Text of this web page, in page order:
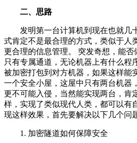
二、思路
发明第一台计算机到现在也就几
式肯定不是最合理的方式，类似于人
更合理的信息管理。 突发奇想，能否
只有专属通道，无论机器上有什么程
被加密打包到对方机器，如果这样能
一个安全小屋，这屋中只有两台机器
更不可能入侵，当然能实现两台，肯
样，实现了类似现代人类，都可以有
现这样效果，首先要解决以下几个问
1. 加密隧道如何保障安全